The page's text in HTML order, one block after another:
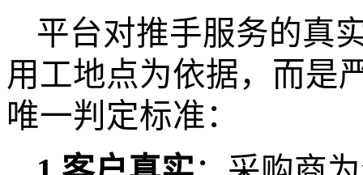
平台对推手服务的真
用工地点为依据， 而是
唯一判定标准 ：